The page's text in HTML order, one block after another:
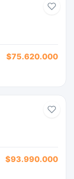
$75.620.000
$93.990.000